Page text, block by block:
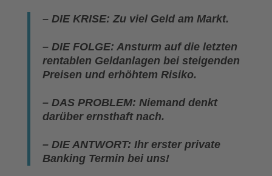
– DIE KRISE: Zu viel Geld am Markt.
– DIE FOLGE: Ansturm auf die letzten
rentablen Geldanlagen bei steigenden
Preisen und erhöhtem Risiko.
– DAS PROBLEM: Niemand denkt
darüber ernsthaft nach.
– DIE ANTWORT: Ihr erster private
Banking Termin bei uns!